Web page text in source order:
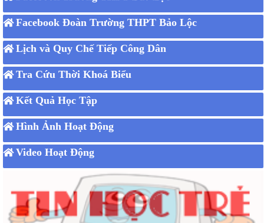
Facebook Đoàn Trường THPT Bảo Lộc
Lịch và Quy Chế Tiếp Công Dân
Tra Cứu Thời Khoá Biểu
Kết Quả Học Tập
Hình Ảnh Hoạt Động
Video Hoạt Động